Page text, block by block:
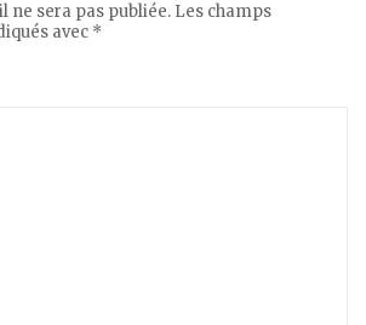
ne sera pas publiée. Les champs
avec *